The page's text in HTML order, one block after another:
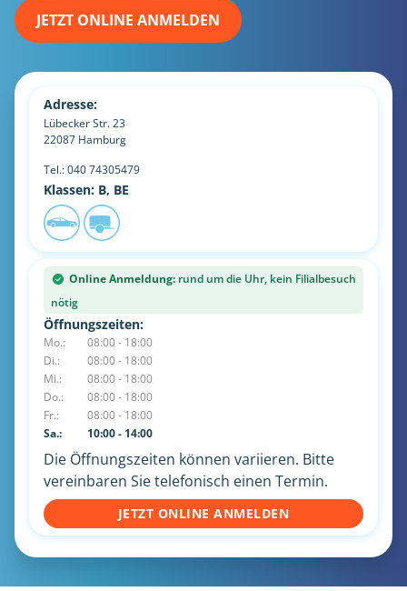
JETZT ONLINE ANMELDEN
Adresse:
Lübecker Str. 23
22087 Hamburg
Tel.:040 74305479
Klassen: B, BE
Online Anmeldung: rund um die Uhr, kein Filialbesuch
nötig
Öffnungszeiten:
Mo.:
08:00 - 18:00
Di.:
08:00 - 18:00
Mi.:
08:00 - 18:00
Do.:
08:00 - 18:00
Fr.:
08:00 - 18:00
Sa.:
10:00 - 14:00
Die Öffnungszeiten können variieren. Bitte
vereinbaren Sie telefonisch einen Termin.
JETZT ONLINE ANMELDEN